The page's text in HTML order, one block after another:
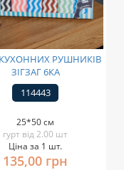
КУХОННИХ РУШНИКІВ
ЗІГЗАГ 6КА
114443
25*50 см
гурт від 2.00 шт
Ціна за 1 шт.
135,00 грн